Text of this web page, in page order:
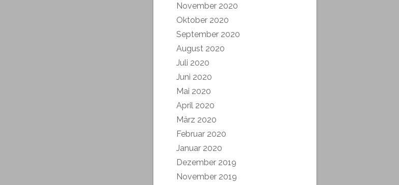
November 2020
Oktober 2020
September 2020
August 2020
Juli 2020
Juni 2020
Mai 2020
April 2020
März 2020
Februar 2020
Januar 2020
Dezember 2019
November 2019